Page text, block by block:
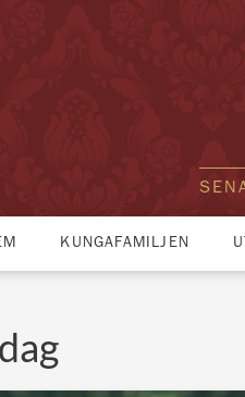
KUNGAFAMILJEN